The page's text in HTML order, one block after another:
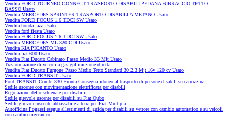
Vendita FORD TOURNEO CONNECT TRASPORTO DISABILI PEDANA BIBRACCIO TETTO
BASSO Usato
Vendita MERCEDES SPRINTER TRASPORTO DISABILI A METANO Usato
Vendita FORD FOCUS 1.6 TDCI SW Usato
Vendita honda jazz Usato
Vendita ford fiesta Usato
Vendita FORD FOCUS 1.6 TDCI SW Usato
Vendita MERCEDES ML 320 CDI Usato
Vendita KIA PICANTO Usato
Vendita fiat 600 Usato
Vendita Fiat Ducato Cabinato Passo Medio 33 Mjt Usato
Trasformazione di veicoli a gas gpl iniezione diretta.
Vendita Fiat Ducato Furgone Passo Medio Tetto Standard 30 2.3 Mjt 16v 120 cv Usato
Vendita FORD TRANSIT Usato
Ford TRANSIT Combi 330 Pronta Consegna idoneo al trasporto di persone disabili su carrozzina
Sedile uscente con movimentazione elettrificata per disabili
Regolazione dello schienale per disabili
Sedile girevole uscente per disabili su Fiat Qubo
Sedile girevole uscente abbassabile a terra per Fiat Multipla
Autofficina Poggesi esegue allestimenti di guida per disabili su vettore con cambio automatico e su veicoli
con cambio meccanico.